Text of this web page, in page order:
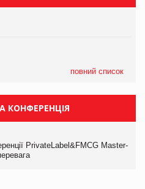
повний список
КОНФЕРЕНЦІЯ
PrivateLabel&FMCG Master-